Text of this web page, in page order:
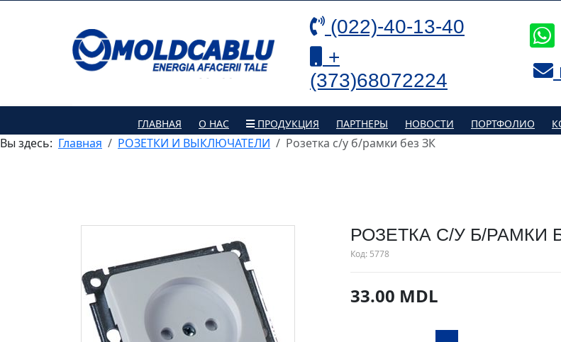
(022)-40-13-40
+
(373)68072224
ГЛАВНАЯ О НАС ПРОДУКЦИЯ ПАРТНЕРЫ НОВОСТИ ПОРТФОЛИО
Вы здесь: Главная РОЗЕТКИ И ВЫКЛЮЧАТЕЛИ Розетка с/у б/рамки без ЗК
РОЗЕТКА С/У Б/РАМКИ
Код: 5778
33.00 MDL